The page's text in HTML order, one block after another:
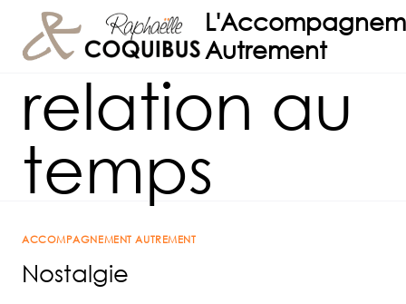
contenu
Autrement
relation au
temps
ACCOMPAGNEMENT AUTREMENT
Nostalgie